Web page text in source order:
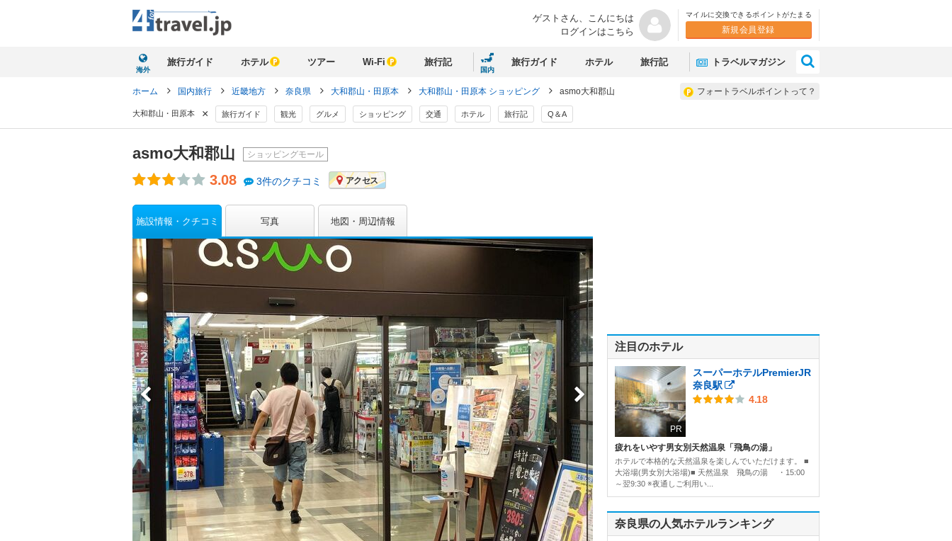
ゲストさん、 こんにちは
ログインはこちら
マイルに交換できるポイントがたまる
新規会員登録
海外
旅行ガイド ホテル ツアー Wi-Fi 旅行記
国内
旅行ガイド ホテル 旅行記 トラベルマガジン
フォートラベルポイントって？
ホーム 国内旅行 近畿地方 奈良県 大和郡山・田原本 大和郡山・田原本 ショッピング asmo大和郡山
大和郡山・田原本 × 旅行ガイド 観光 グルメ ショッピング 交通 ホテル 旅行記 Q＆A
asmo大和郡山 ショッピングモール
3.08 3件のクチコミ アクセス
施設情報・クチコミ 写真 地図・周辺情報
注目のホテル
PR
スーパーホテルPremierJR
奈良駅
4.18
疲れをいやす男女別天然温泉「飛鳥の湯」
ホテルで本格的な天然温泉を楽しんでいただけます。 ■
大浴場(男女別大浴場)■ 天然温泉 飛鳥の湯 ・15:00
～翌9:30 ※夜通しご利用い...
奈良県の人気ホテルランキング